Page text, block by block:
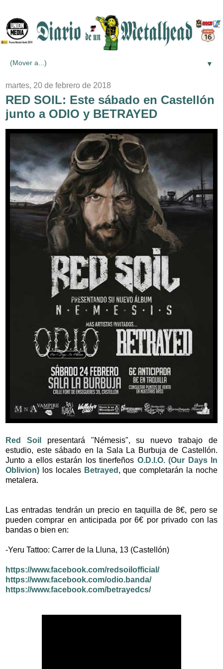
▼
martes, 20 de febrero de 2018
RED SOIL: Este sábado en Castellón
junto a ODIO y BETRAYED
Red Soil
presentará "Némesis", su nuevo trabajo de
estudio, este sábado en la Sala La Burbuja de Castellón.
Junto a ellos estarán los tinerfeños O.D.I.O. (Our Days In
Oblivion) los locales Betrayed , que completarán la noche
metalera.
Las entradas tendrán un precio en taquilla de 8€, pero se
pueden comprar en anticipada por 6€ por privado con las
bandas o bien en:
-Yeru Tattoo: Carrer de la Lluna, 13 (Castellón)
https://www.facebook.com/redsoilofficial/
https://www.facebook.com/odio.banda/
https://www.facebook.com/betrayedcs/